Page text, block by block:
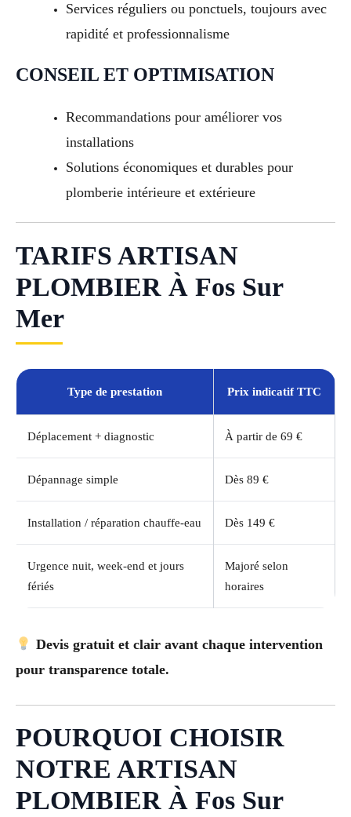
Services réguliers ou ponctuels, toujours avec
rapidité et professionnalisme
CONSEIL ET OPTIMISATION
Recommandations pour améliorer vos
installations
Solutions économiques et durables pour
plomberie intérieure et extérieure
TARIFS ARTISAN
PLOMBIER À Fos Sur
Mer
Type de prestation Prix indicatif TTC
Déplacement + diagnostic À partir de 69 €
Dépannage simple Dès 89 €
Installation / réparation chauffe-eau Dès 149 €
Urgence nuit, week-end et jours
fériés
Majoré selon
horaires
Devis gratuit et clair avant chaque intervention
pour transparence totale.
POURQUOI CHOISIR
NOTRE ARTISAN
PLOMBIER À Fos Sur